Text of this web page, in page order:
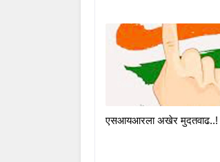
एसआयआरला अखेर मुदतवाढ..!